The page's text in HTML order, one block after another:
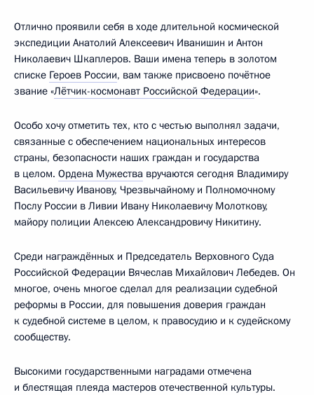
Отлично проявили себя в ходе длительной космической
экспедиции Анатолий Алексеевич Иванишин и Антон
Николаевич Шкаплеров. Ваши имена теперь в золотом
списке Героев России, вам также присвоено почётное
звание «Лётчик-космонавт Российской Федерации».
Особо хочу отметить тех, кто с честью выполнял задачи,
связанные с обеспечением национальных интересов
страны, безопасности наших граждан и государства
в целом. Ордена Мужества вручаются сегодня Владимиру
Васильевичу Иванову, Чрезвычайному и Полномочному
Послу России в Ливии Ивану Николаевичу Молоткову,
майору полиции Алексею Александровичу Никитину.
Среди награждённых и Председатель Верховного Суда
Российской Федерации Вячеслав Михайлович Лебедев. Он
многое, очень многое сделал для реализации судебной
реформы в России, для повышения доверия граждан
к судебной системе в целом, к правосудию и к судейскому
сообществу.
Высокими государственными наградами отмечена
и блестящая плеяда мастеров отечественной культуры.